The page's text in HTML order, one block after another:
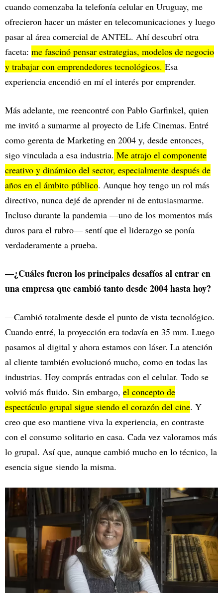
cuando comenzaba la telefonía celular en Uruguay, me
ofrecieron hacer un máster en telecomunicaciones y luego
pasar al área comercial de ANTEL. Ahí descubrí otra
faceta: me fascinó pensar estrategias, modelos de negocio
y trabajar con emprendedores tecnológicos. Esa
experiencia encendió en mí el interés por emprender.
Más adelante, me reencontré con Pablo Garfinkel, quien
me invitó a sumarme al proyecto de Life Cinemas. Entré
como gerenta de Marketing en 2004 y, desde entonces,
sigo vinculada a esa industria. Me atrajo el componente
creativo y dinámico del sector, especialmente después de
años en el ámbito público. Aunque hoy tengo un rol más
directivo, nunca dejé de aprender ni de entusiasmarme.
Incluso durante la pandemia —uno de los momentos más
duros para el rubro— sentí que el liderazgo se ponía
verdaderamente a prueba.
—¿Cuáles fueron los principales desafíos al entrar en
una empresa que cambió tanto desde 2004 hasta hoy?
—Cambió totalmente desde el punto de vista tecnológico.
Cuando entré, la proyección era todavía en 35 mm. Luego
pasamos al digital y ahora estamos con láser. La atención
al cliente también evolucionó mucho, como en todas las
industrias. Hoy comprás entradas con el celular. Todo se
volvió más fluido. Sin embargo, el concepto de
espectáculo grupal sigue siendo el corazón del cine. Y
creo que eso mantiene viva la experiencia, en contraste
con el consumo solitario en casa. Cada vez valoramos más
lo grupal. Así que, aunque cambió mucho en lo técnico, la
esencia sigue siendo la misma.